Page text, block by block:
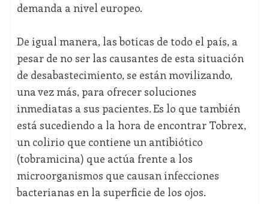
demanda a nivel europeo.
De igual manera, las boticas de todo el país, a
pesar de no ser las causantes de esta situación
de desabastecimiento, se están movilizando,
una vez más, para ofrecer soluciones
inmediatas a sus pacientes. Es lo que también
está sucediendo a la hora de encontrar Tobrex,
un colirio que contiene un antibiótico
(tobramicina) que actúa frente a los
microorganismos que causan infecciones
bacterianas en la superficie de los ojos.